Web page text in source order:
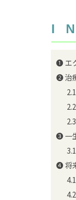
❶ エ
❷ 治
❸ 一
❹ 将